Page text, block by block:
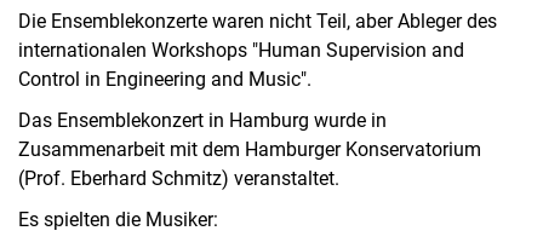
Die Ensemblekonzerte waren nicht Teil, aber Ableger des
internationalen Workshops "Human Supervision and
Control in Engineering and Music".
Das Ensemblekonzert in Hamburg wurde in
Zusammenarbeit mit dem Hamburger Konservatorium
(Prof. Eberhard Schmitz) veranstaltet.
Es spielten die Musiker: